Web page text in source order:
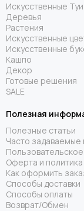
Искусственные Туи
Деревья
Растения
Искусственные
Искусственные
Кашпо
Декор
Готовые решения
SALE
Полезная
Полезные статьи
Часто задаваемые
Оферта и
Как оформить
Способы доставки
Способы оплаты
Возврат/Обмен